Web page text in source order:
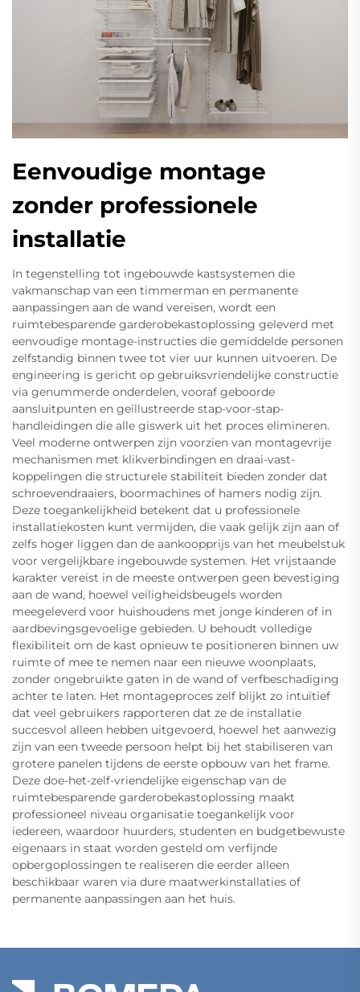
Eenvoudige montage
zonder professionele
installatie
In tegenstelling tot ingebouwde kastsystemen die
vakmanschap van een timmerman en permanente
aanpassingen aan de wand vereisen, wordt een
ruimtebesparende garderobekastoplossing geleverd met
eenvoudige montage-instructies die gemiddelde personen
zelfstandig binnen twee tot vier uur kunnen uitvoeren. De
engineering is gericht op gebruiksvriendelijke constructie
via genummerde onderdelen, vooraf geboorde
aansluitpunten en geïllustreerde stap-voor-stap-
handleidingen die alle giswerk uit het proces elimineren.
Veel moderne ontwerpen zijn voorzien van montagevrije
mechanismen met klikverbindingen en draai-vast-
koppelingen die structurele stabiliteit bieden zonder dat
schroevendraaiers, boormachines of hamers nodig zijn.
Deze toegankelijkheid betekent dat u professionele
installatiekosten kunt vermijden, die vaak gelijk zijn aan of
zelfs hoger liggen dan de aankoopprijs van het meubelstuk
voor vergelijkbare ingebouwde systemen. Het vrijstaande
karakter vereist in de meeste ontwerpen geen bevestiging
aan de wand, hoewel veiligheidsbeugels worden
meegeleverd voor huishoudens met jonge kinderen of in
aardbevingsgevoelige gebieden. U behoudt volledige
flexibiliteit om de kast opnieuw te positioneren binnen uw
ruimte of mee te nemen naar een nieuwe woonplaats,
zonder ongebruikte gaten in de wand of verfbeschadiging
achter te laten. Het montageproces zelf blijkt zo intuïtief
dat veel gebruikers rapporteren dat ze de installatie
succesvol alleen hebben uitgevoerd, hoewel het aanwezig
zijn van een tweede persoon helpt bij het stabiliseren van
grotere panelen tijdens de eerste opbouw van het frame.
Deze doe-het-zelf-vriendelijke eigenschap van de
ruimtebesparende garderobekastoplossing maakt
professioneel niveau organisatie toegankelijk voor
iedereen, waardoor huurders, studenten en budgetbewuste
eigenaars in staat worden gesteld om verfijnde
opbergoplossingen te realiseren die eerder alleen
beschikbaar waren via dure maatwerkinstallaties of
permanente aanpassingen aan het huis.